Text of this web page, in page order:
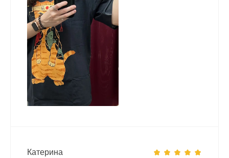
Катерина